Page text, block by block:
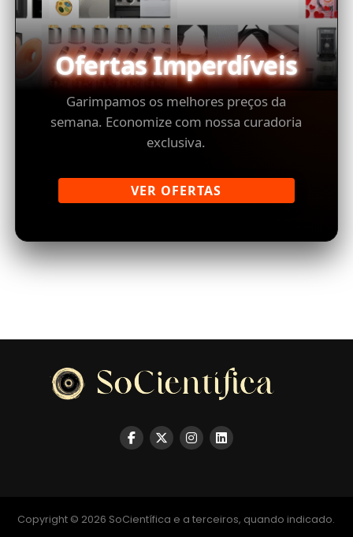
Ofertas Imperdíveis
Garimpamos os melhores preços da
semana. Economize com nossa curadoria
exclusiva.
VER OFERTAS
Copyright © 2026 SoCientífica e a terceiros, quando indicado.